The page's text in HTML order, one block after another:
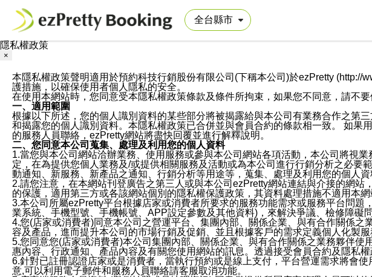
隱私權政策
×
本隱私權政策聲明適用於預約科技行銷股份有限公司(下稱本公司)於ezPretty
護措施，以確保使用者個人隱私的安全。
在使用本網站時，您同意受本隱私權政策條款及條件所拘束，如果您不同意，請不要
一、適用範圍
根據以下所述，您的個人識別資料的某些部分將被揭露給與本公司有業務合作之第
和揭露您的個人識別資料。本隱私權政策已合併並與會員合約的條款相一致。 如果
的服務人員聯絡，ezPretty網站將盡快回覆並進行解釋說明。
二、您同意本公司蒐集、處理及利用您的個人資料
1.當您與本公司網站洽辦業務、使用服務或參與本公司網站各項活動，本公司將視
定，在為提供您個人業務及/或提供相關服務及活動或為本公司進行行銷分析之必
動通知、新服務、新產品之通知、行銷分析等用途等，蒐集、處理及利用您的個人資
2.請您注意，在本網站刊登廣告之第三人或與本公司ezPretty網站連結與介接的網
的保護，適用第三方或各該網站個別的隱私權保護政策，其資料處理措施不適用本
3.本公司所屬ezPretty平台根據店家或消費者所要求的服務功能需求或服務平台問
業系統、手機型號、手機帳號、APP設定參數及其他資料)，來解決爭議、檢修障礙
4.您(店家或消費者)同意本公司之營運平台、集團內部、關係企業、與有合作關係
容及產品，進而提升本公司的市場行銷及促銷、並且根據客戶的需求定義個人化製
5.您同意您(店家或消費者)本公司集團內部、關係企業、與有合作關係之業務夥伴
惠內容、行政通知、產品內容及有關您使用網站的訊息。透過接受會員合約及隱私
6.針對已註冊認證店家或是消費者，當執行預約或是線上支付，平台營運需求將會
意,可以利用電子郵件和服務人員聯絡請客服取消功能。